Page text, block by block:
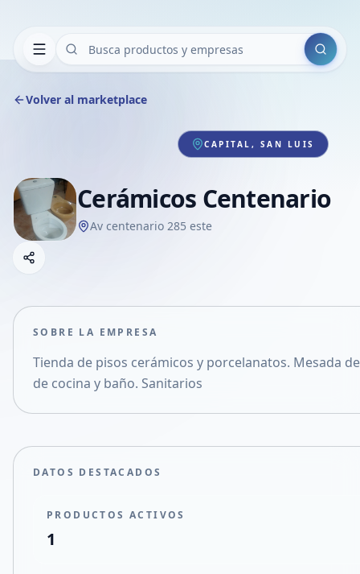
Buscar
Volver al marketplace
CAPITAL, SAN LUIS
Cerámicos Centenario
Av centenario 285 este
Compartir empresa
Compartir en X
SOBRE LA EMPRESA
Tienda de pisos cerámicos y porcelanatos. Mesada
de cocina y baño. Sanitarios
DATOS DESTACADOS
PRODUCTOS ACTIVOS
1